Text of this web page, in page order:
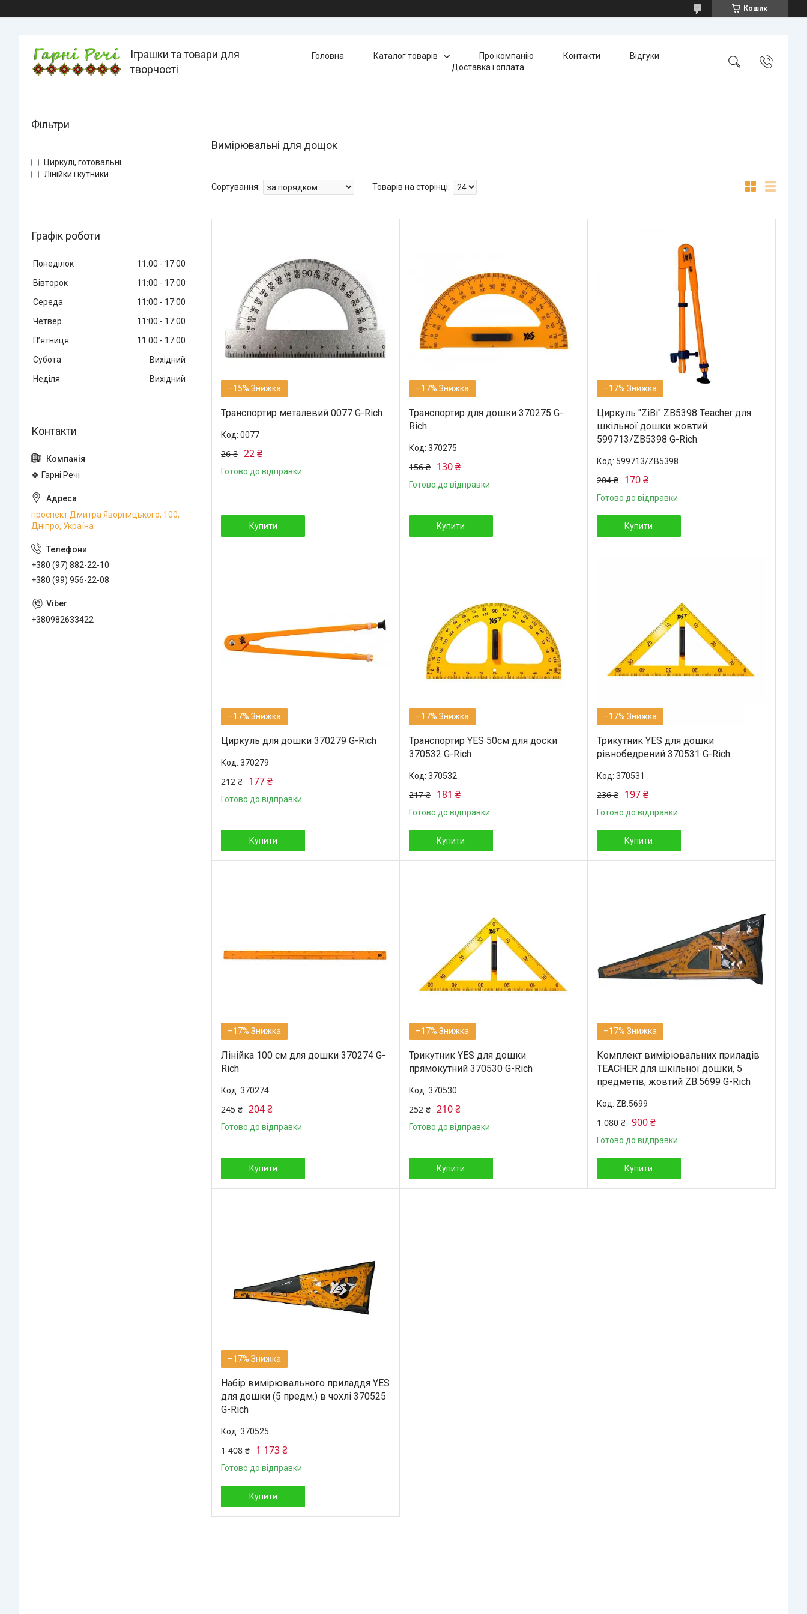
Кошик
Іграшки та товари для
творчості
Головна Каталог товарів Про компанію Контакти
Відгуки
Доставка і оплата
Вимірювальні для дощок
–15%
Транспортир металевий 0077 G-Rich
0077
26 ₴ 22 ₴
Готово до відправки
Купити
–17%
Транспортир для дошки 370275 G-
Rich
370275
156 ₴ 130 ₴
Готово до відправки
Купити
–17%
Циркуль "ZiBi" ZB5398 Teacher для
шкільної дошки жовтий
599713/ZB5398 G-Rich
599713/ZB5398
204 ₴ 170 ₴
Готово до відправки
Купити
–17%
Циркуль для дошки 370279 G-Rich
370279
212 ₴ 177 ₴
Готово до відправки
Купити
–17%
Транспортир YES 50см для доски
370532 G-Rich
370532
217 ₴ 181 ₴
Готово до відправки
Купити
–17%
Трикутник YES для дошки
рівнобедрений 370531 G-Rich
370531
236 ₴ 197 ₴
Готово до відправки
Купити
–17%
Лінійка 100 см для дошки 370274 G-
Rich
370274
245 ₴ 204 ₴
Готово до відправки
Купити
–17%
Трикутник YES для дошки
прямокутний 370530 G-Rich
370530
252 ₴ 210 ₴
Готово до відправки
Купити
–17%
Комплект вимірювальних приладів
TEACHER для шкільної дошки, 5
предметів, жовтий ZB.5699 G-Rich
ZB.5699
1 080 ₴ 900 ₴
Готово до відправки
Купити
–17%
Набір вимірювального приладдя YES
для дошки (5 предм.) в чохлі 370525
G-Rich
370525
1 408 ₴ 1 173 ₴
Готово до відправки
Купити
Фільтри
Циркулі, готовальні
Лінійки і кутники
Графік роботи
Понеділок 11:00
17:00
Вівторок
11:00
17:00
Середа
11:00
17:00
Четвер
11:00
17:00
Пʼятниця
11:00
17:00
Субота
Вихідний
Неділя
Вихідний
🍀 Гарні Речі
проспект Дмитра Яворницького, 100,
Дніпро, Україна
+380 (97) 882-22-10
+380 (99) 956-22-08
+380982633422